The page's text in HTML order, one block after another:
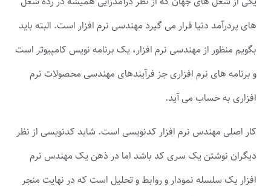
های پردرآمد دنیا قرار می گیرد مهندسی نرم افزار است. البته باید
بگویم منظور از مهندسی نرم افزار، یک برنامه نویس کامپیوتر است
و برنامه های نرم افزاری جز فرآیندهای مهندسی محصولات نرم
افزاری به حساب می آید.
کار اصلی مهندس نرم افزار کدنویسی است. شاید کدنویسی از نظر
دیگران نوشتن یک سری کد باشد اما در ذهن یک مهندس نرم
افزار یک سلسله نمودار و روابط و تحلیل است که در نهایت منجر